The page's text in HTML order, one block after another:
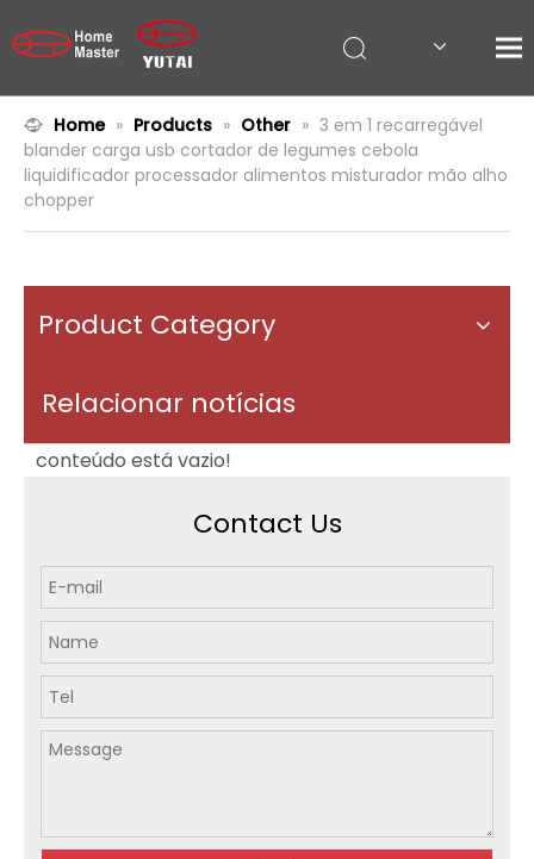
Home » Products » Other » 3 em 1 recarregável
blander carga usb cortador de legumes cebola
liquidificador processador alimentos misturador mão alho
chopper
Product Category
Relacionar notícias
conteúdo está vazio!
Contact Us